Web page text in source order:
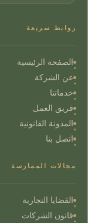
روابط سريعة
الصفحة الرئيسية
عن الشركة
خدماتنا
فريق العمل
المدونة القانونية
اتصل بنا
مجالات الممارسة
القضايا التجارية
قانون الشركات